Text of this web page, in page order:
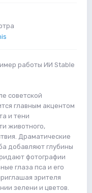
работы ИИ Stable
советской
главным акцентом
и тени
животного,
Драматические
добавляют глубины
фотографии
глаза пса и его
зрителя
зелени и цветов.